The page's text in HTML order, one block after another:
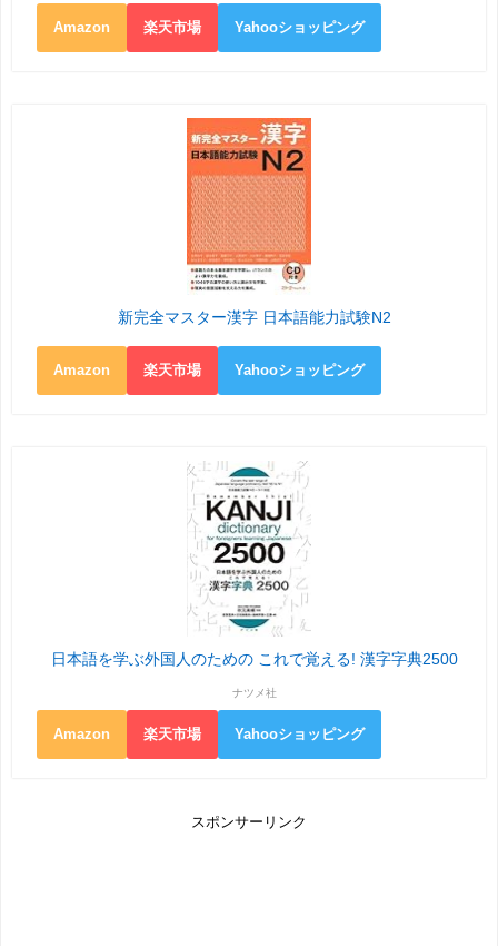
Amazon 楽天市場 Yahooショッピング
新完全マスター漢字 日本語能力試験N2
Amazon 楽天市場 Yahooショッピング
日本語を学ぶ外国人のための これで覚える! 漢字字典2500
ナツメ社
Amazon 楽天市場 Yahooショッピング
スポンサーリンク